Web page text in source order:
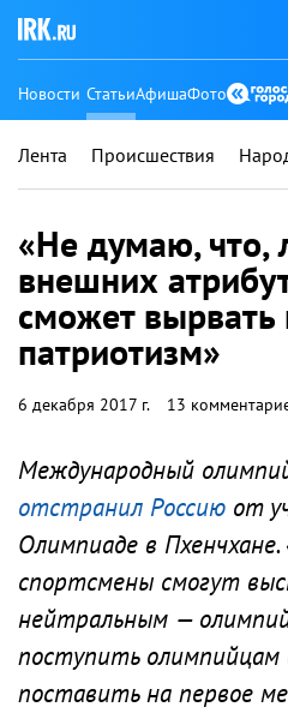
Новости СтатьиАфишаФото
Лента Происшествия
«Не думаю, что,
внешних
сможет
патриотизм»
6 декабря 2017 г. 13
Международный
отстранил Россию от
Олимпиаде в
спортсмены смогут
нейтральным —
поступить
поставить на первое